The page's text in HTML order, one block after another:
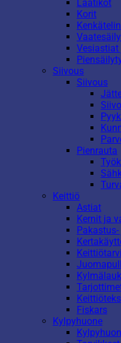
Laatikot
Korit
Siivous
Siivous
Pienrauta
Keittiö
Astiat
Kernit ja
Fiskars
Kylpyhuone